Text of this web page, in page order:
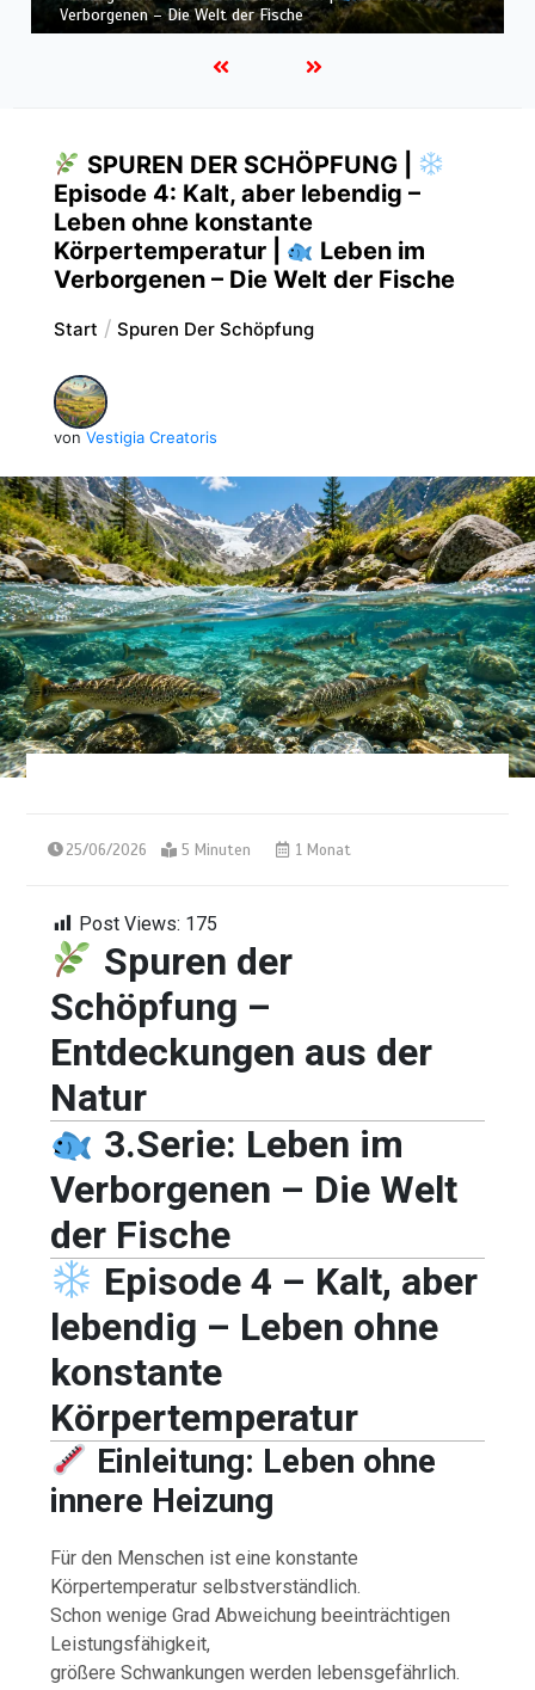
Verborgenen – Die Welt der Fische
SPUREN DER SCHÖPFUNG |
Episode 4: Kalt, aber lebendig –
Leben ohne konstante
Körpertemperatur |
Leben im
Verborgenen – Die Welt der Fische
Start Spuren Der Schöpfung
von Vestigia Creatoris
25/06/2026 5 Minuten 1 Monat
Post Views: 175
Spuren der
Schöpfung –
Entdeckungen aus der
Natur
3.Serie: Leben im
Verborgenen – Die Welt
der Fische
Episode 4 – Kalt, aber
lebendig – Leben ohne
konstante
Körpertemperatur
Einleitung: Leben ohne
innere Heizung
Für den Menschen ist eine konstante
Körpertemperatur selbstverständlich.
Schon wenige Grad Abweichung beeinträchtigen
Leistungsfähigkeit,
größere Schwankungen werden lebensgefährlich.